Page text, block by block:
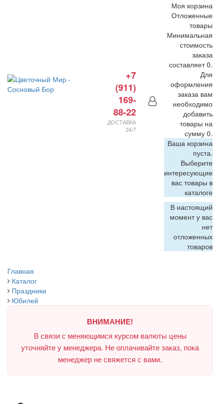
+7
(911)
169-
88-22
ДОСТАВКА
24/7
Моя корзина
Отложенные
товары
Минимальная
стоимость
заказа
составляет 0.
Для
оформления
заказа вам
необходимо
добавить
товары на
сумму 0.
Ваша корзина
пуста.
Выберите
интересующие
вас товары в
каталоге
В настоящий
момент у вас
нет
отложенных
товаров
Главная
Каталог
Праздники
Юбилей
ВНИМАНИЕ!
В связи с меняющимся курсом валюты цены
уточняйте у менеджера. Не оплачивайте заказ, пока
менеджер не свяжется с вами.